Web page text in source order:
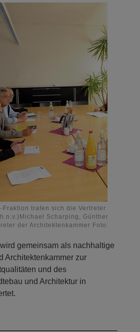
Fraktion trafen sich die Vertreter der
Scharping, Günther
der Architektenkammer Foto: Kristina
gemeinsam als nachhaltige
Architektenkammer zur
und des
und Architektur in